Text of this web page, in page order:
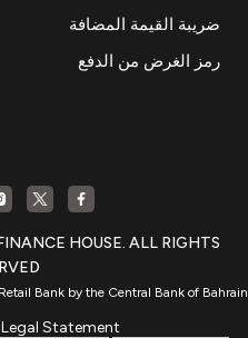
ضريبة القيمة المضافة
رمز الغرض من الدفع
HOUSE. ALL RIGHTS
Bank by the Central Bank of Bahrain
Legal Statement